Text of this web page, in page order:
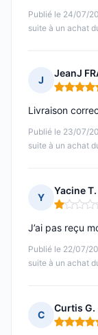
Publié le 24/07/
suite à un achat
J
JeanJ
Note : 5
Publié le 23/07/
suite à un achat
Livraison
Y
Yacine T.
Note : 1
Publié le 22/07/
suite à un achat
J’ai pas reçu
C
Curtis G.
Note : 5